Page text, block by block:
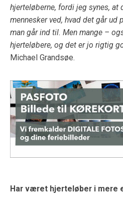
hjerteløberne, fordi jeg synes, at
mennesker ved, hvad det går ud
man går ind til. Men mange –
hjerteløbere, og det er jo rigtig
Michael Grandsøe.
Har været hjerteløber i mere